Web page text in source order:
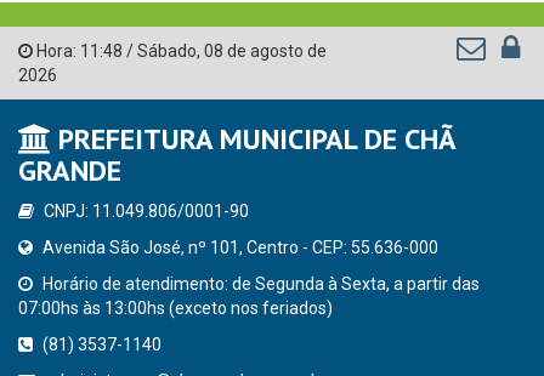
Hora: 11:48 /Sábado, 08 de agosto de
2026
PREFEITURA MUNICIPAL DE CHÃ
GRANDE
CNPJ: 11.049.806/0001-90
Avenida São José, nº 101, Centro - CEP: 55.636-000
Horário de atendimento: de Segunda à Sexta, a partir das
07:00hs às 13:00hs (exceto nos feriados)
(81) 3537-1140